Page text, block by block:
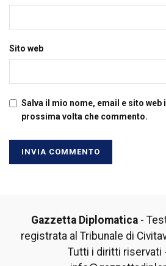
Sito web
Salva il mio nome, email e sito web
prossima volta che commento.
Gazzetta Diplomatica-
registrata al Tribunale di
Tutti i diritti riservati